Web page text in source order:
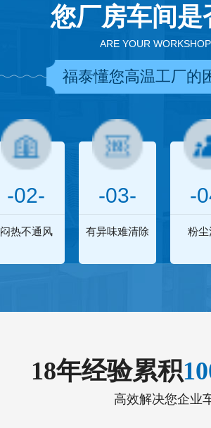
您厂房车间
ARE YOUR
福泰懂您高温工厂的
-02-
闷热不通风
-03-
有异味难清除
-
粉尘
18年经验累积
高效解决您企业